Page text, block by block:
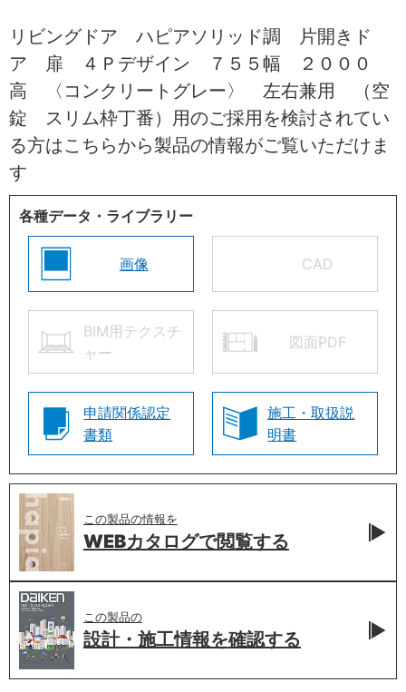
リビングドア ハピアソリッド調 片開きド
ア 扉 ４Ｐデザイン ７５５幅 ２０００
高 〈コンクリートグレー〉 左右兼用 （空
錠 スリム枠丁番）用のご採用を検討されてい
る方はこちらから製品の情報がご覧いただけま
す
各種データ・ライブラリー
画像 CAD
BIM用テクスチ
ャー
図面PDF
申請関係認定
書類
施工・取扱説
明書
この製品の情報を
WEBカタログで閲覧する
この製品の
設計・施工情報を確認する